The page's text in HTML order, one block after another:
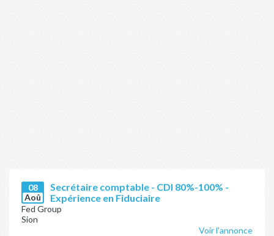
08
Aoû
Secrétaire comptable - CDI 80%-100% -
Expérience en Fiduciaire
Fed Group
Sion
Voir l'annonce